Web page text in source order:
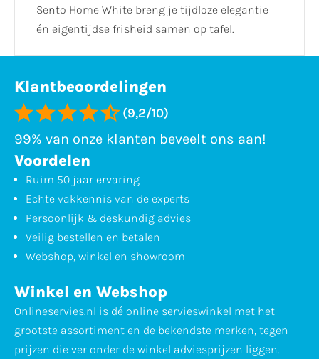
Sento Home White breng je tijdloze elegantie
én eigentijdse frisheid samen op tafel.
Klantbeoordelingen
(9,2/10)
99% van onze klanten beveelt ons aan!
Voordelen
Ruim 50 jaar ervaring
Echte vakkennis van de experts
Persoonlijk & deskundig advies
Veilig bestellen en betalen
Webshop, winkel en showroom
Winkel en Webshop
Onlineservies.nl is dé online servieswinkel met het
grootste assortiment en de bekendste merken, tegen
prijzen die ver onder de winkel adviesprijzen liggen.